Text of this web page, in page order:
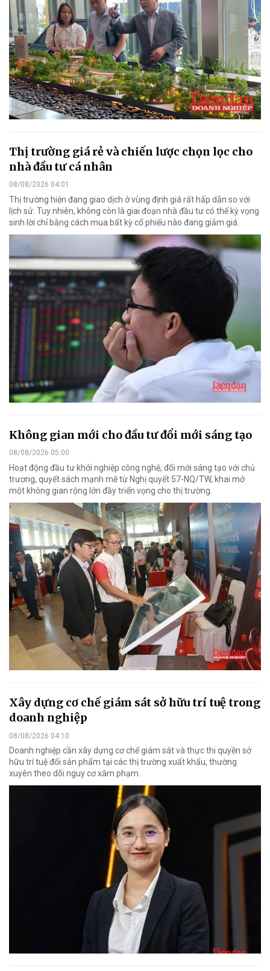
Thị trường giá rẻ và chiến lược chọn lọc cho
nhà đầu tư cá nhân
08/08/2026 04:01
Thị trường hiện đang giao dịch ở vùng định giá rất hấp dẫn so với
lịch sử. Tuy nhiên, không còn là giai đoạn nhà đầu tư có thể kỳ vọng
sinh lời chỉ bằng cách mua bất kỳ cổ phiếu nào đang giảm giá.
Không gian mới cho đầu tư đổi mới sáng tạo
08/08/2026 05:00
Hoạt động đầu tư khởi nghiệp công nghệ, đổi mới sáng tạo với chủ
trương, quyết sách mạnh mẽ từ Nghị quyết 57-NQ/TW, khai mở
một không gian rộng lớn đầy triển vọng cho thị trường.
Xây dựng cơ chế giám sát sở hữu trí tuệ trong
doanh nghiệp
08/08/2026 04:10
Doanh nghiệp cần xây dựng cơ chế giám sát và thực thi quyền sở
hữu trí tuệ đối sản phẩm tại các thị trường xuất khẩu, thường
xuyên theo dõi nguy cơ xâm phạm.